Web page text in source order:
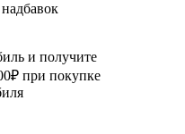
и получите
при покупке